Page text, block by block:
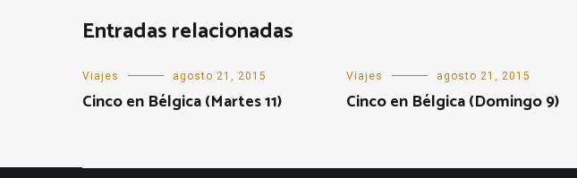
Entradas relacionadas
Viajes agosto 21, 2015
Cinco en Bélgica (Martes 11)
Viajes agosto 21, 2015
Cinco en Bélgica (Domingo 9)